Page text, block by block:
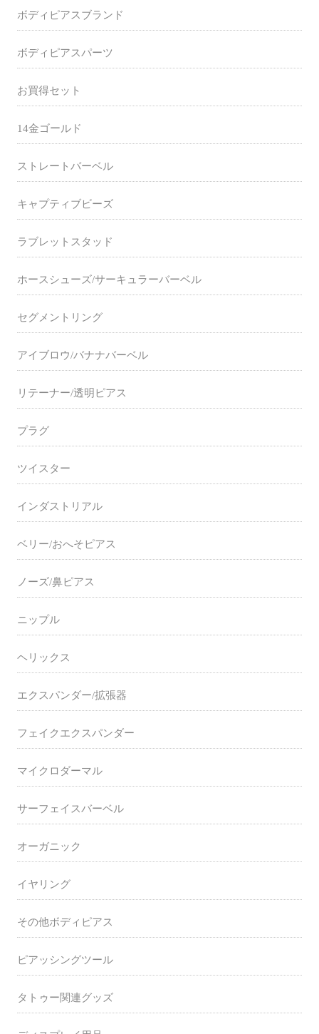
ボディピアスブランド
ボディピアスパーツ
お買得セット
14金ゴールド
ストレートバーベル
キャプティブビーズ
ラブレットスタッド
ホースシューズ/サーキュラーバーベル
セグメントリング
アイブロウ/バナナバーベル
リテーナー/透明ピアス
プラグ
ツイスター
インダストリアル
ベリー/おへそピアス
ノーズ/鼻ピアス
ニップル
ヘリックス
エクスパンダー/拡張器
フェイクエクスパンダー
マイクロダーマル
サーフェイスバーベル
オーガニック
イヤリング
その他ボディピアス
ピアッシングツール
タトゥー関連グッズ